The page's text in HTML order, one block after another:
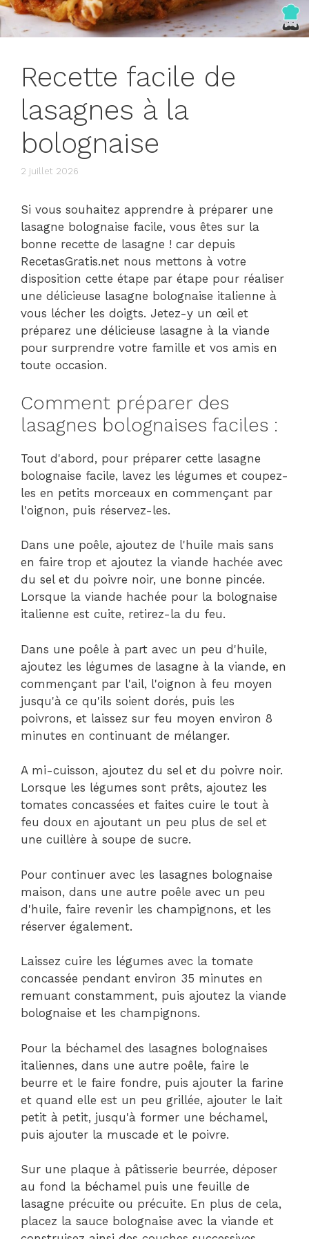
Recette facile de
lasagnes à la
bolognaise
2 juillet 2026
Si vous souhaitez apprendre à préparer une
lasagne bolognaise facile, vous êtes sur la
bonne recette de lasagne ! car depuis
RecetasGratis.net nous mettons à votre
disposition cette étape par étape pour réaliser
une délicieuse lasagne bolognaise italienne à
vous lécher les doigts. Jetez-y un œil et
préparez une délicieuse lasagne à la viande
pour surprendre votre famille et vos amis en
toute occasion.
Comment préparer des
lasagnes bolognaises faciles :
Tout d'abord, pour préparer cette lasagne
bolognaise facile, lavez les légumes et coupez-
les en petits morceaux en commençant par
l'oignon, puis réservez-les.
Dans une poêle, ajoutez de l'huile mais sans
en faire trop et ajoutez la viande hachée avec
du sel et du poivre noir, une bonne pincée.
Lorsque la viande hachée pour la bolognaise
italienne est cuite, retirez-la du feu.
Dans une poêle à part avec un peu d'huile,
ajoutez les légumes de lasagne à la viande, en
commençant par l'ail, l'oignon à feu moyen
jusqu'à ce qu'ils soient dorés, puis les
poivrons, et laissez sur feu moyen environ 8
minutes en continuant de mélanger.
A mi-cuisson, ajoutez du sel et du poivre noir.
Lorsque les légumes sont prêts, ajoutez les
tomates concassées et faites cuire le tout à
feu doux en ajoutant un peu plus de sel et
une cuillère à soupe de sucre.
Pour continuer avec les lasagnes bolognaise
maison, dans une autre poêle avec un peu
d'huile, faire revenir les champignons, et les
réserver également.
Laissez cuire les légumes avec la tomate
concassée pendant environ 35 minutes en
remuant constamment, puis ajoutez la viande
bolognaise et les champignons.
Pour la béchamel des lasagnes bolognaises
italiennes, dans une autre poêle, faire le
beurre et le faire fondre, puis ajouter la farine
et quand elle est un peu grillée, ajouter le lait
petit à petit, jusqu'à former une béchamel,
puis ajouter la muscade et le poivre.
Sur une plaque à pâtisserie beurrée, déposer
au fond la béchamel puis une feuille de
lasagne précuite ou précuite. En plus de cela,
placez la sauce bolognaise avec la viande et